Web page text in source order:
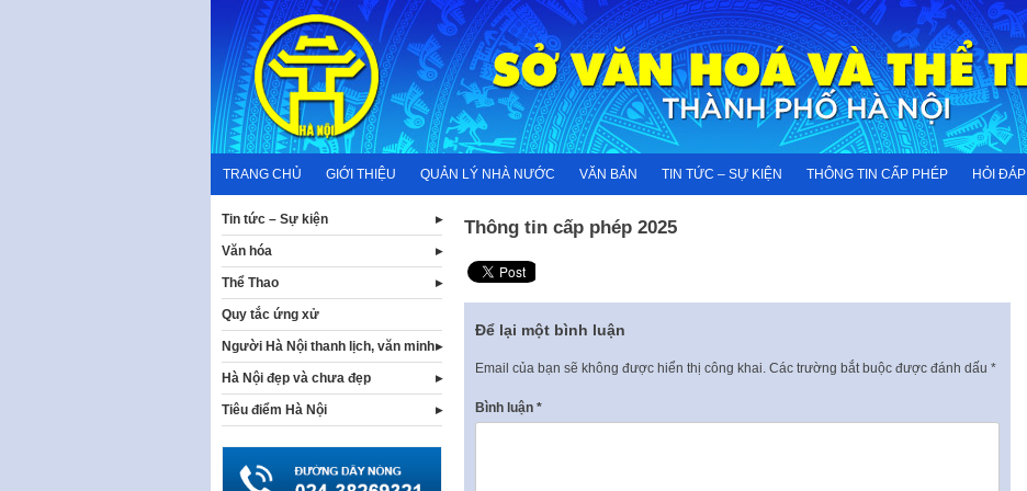
content
TRANG CHỦ GIỚI THIỆU QUẢN LÝ NHÀ NƯỚC VĂN BẢN TIN TỨC – SỰ KIỆN THÔNG TIN CẤP PHÉP HỎI ĐÁP
Thông tin cấp phép 2025
Để lại một bình luận
Email của bạn sẽ không được hiển thị công khai. Các trường bắt buộc được đánh dấu *
Bình luận *
Tin tức – Sự kiện
Văn hóa
Thể Thao
Quy tắc ứng xử
Người Hà Nội thanh lịch, văn minh
Hà Nội đẹp và chưa đẹp
Tiêu điểm Hà Nội